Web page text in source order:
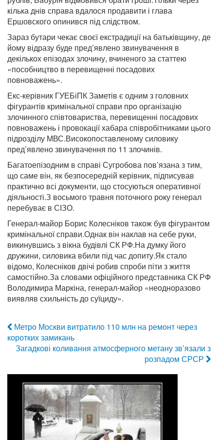
кілька днів справа вдалося продавити і глава
Ершовского опинився під слідством.
Зараз бутари чекає своєї екстрадиції на батьківщину, де
йому відразу буде пред’явлено звинувачення в
декількох епізодах злочину, вчиненого за статтею
«пособництво в перевищенні посадових
повноважень».
Екс-керівник ГУЕБіПК Заметів є одним з головних
фігурантів кримінальної справи про організацію
злочинного співтовариства, перевищенні посадових
повноважень і провокації хабара співробітниками цього
підрозділу МВС.Високопоставленому силовику
пред’явлено звинувачення по 11 злочинів.
Багатоепізодним в справі Сугробова пов’язана з тим,
що саме він, як безпосередній керівник, підписував
практично всі документи, що стосуються оперативної
діяльності.З восьмого травня поточного року генерал
перебуває в СІЗО.
Генерал-майор Борис Колесніков також був фігурантом
кримінальної справи.Однак він наклав на себе руки,
викинувшись з вікна будівлі СК РФ.На думку його
дружини, силовика вбили під час допиту.Як стало
відомо, Колесніков двічі робив спроби піти з життя
самостійно.За словами офіційного представника СК РФ
Володимира Маркіна, генерал-майор «неодноразово
виявляв схильність до суїциду».
Метро Москви витратило 110 млн на ремонт через
коротких замикань
Загадкові коливання атмосферного метану зв’язали з
розпадом СРСР